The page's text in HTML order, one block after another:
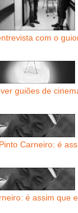
com o
guiões de
Carneiro: é
é assim que